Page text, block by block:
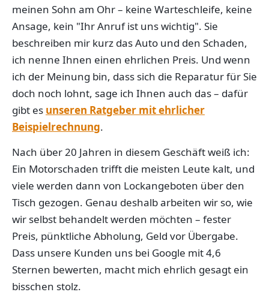
meinen Sohn am Ohr – keine Warteschleife, keine
Ansage, kein "Ihr Anruf ist uns wichtig". Sie
beschreiben mir kurz das Auto und den Schaden,
ich nenne Ihnen einen ehrlichen Preis. Und wenn
ich der Meinung bin, dass sich die Reparatur für Sie
doch noch lohnt, sage ich Ihnen auch das – dafür
gibt es unseren Ratgeber mit ehrlicher
Beispielrechnung.
Nach über 20 Jahren in diesem Geschäft weiß ich:
Ein Motorschaden trifft die meisten Leute kalt, und
viele werden dann von Lockangeboten über den
Tisch gezogen. Genau deshalb arbeiten wir so, wie
wir selbst behandelt werden möchten – fester
Preis, pünktliche Abholung, Geld vor Übergabe.
Dass unsere Kunden uns bei Google mit 4,6
Sternen bewerten, macht mich ehrlich gesagt ein
bisschen stolz.